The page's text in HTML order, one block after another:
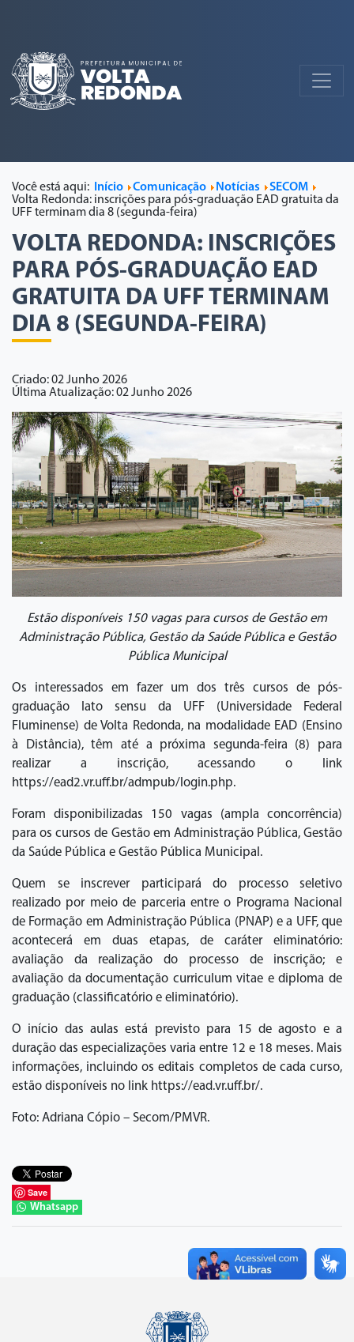
Você está aqui: Início Comunicação Notícias
SECOM
Volta Redonda: inscrições para pós-graduação EAD gratuita da
UFF terminam dia 8 (segunda-feira)
VOLTA REDONDA: INSCRIÇÕES
PARA PÓS-GRADUAÇÃO EAD
GRATUITA DA UFF TERMINAM
DIA 8 (SEGUNDA-FEIRA)
Criado: 02 Junho 2026
Última Atualização: 02 Junho 2026
Estão disponíveis 150 vagas para cursos de Gestão em
Administração Pública, Gestão da Saúde Pública e Gestão
Pública Municipal
Os interessados em fazer um dos três cursos de pós-
graduação lato sensu da UFF (Universidade Federal
Fluminense) de Volta Redonda, na modalidade EAD (Ensino
à Distância), têm até a próxima segunda-feira (8) para
realizar a inscrição, acessando o link
https://ead2.vr.uff.br/admpub/login.php.
Foram disponibilizadas 150 vagas (ampla concorrência)
para os cursos de Gestão em Administração Pública, Gestão
da Saúde Pública e Gestão Pública Municipal.
Quem se inscrever participará do processo seletivo
realizado por meio de parceria entre o Programa Nacional
de Formação em Administração Pública (PNAP) e a UFF, que
acontecerá em duas etapas, de caráter eliminatório:
avaliação da realização do processo de inscrição; e
avaliação da documentação curriculum vitae e diploma de
graduação (classificatório e eliminatório).
O início das aulas está previsto para 15 de agosto e a
duração das especializações varia entre 12 e 18 meses. Mais
informações, incluindo os editais completos de cada curso,
estão disponíveis no link https://ead.vr.uff.br/.
Foto: Adriana Cópio – Secom/PMVR.
Save
Whatsapp